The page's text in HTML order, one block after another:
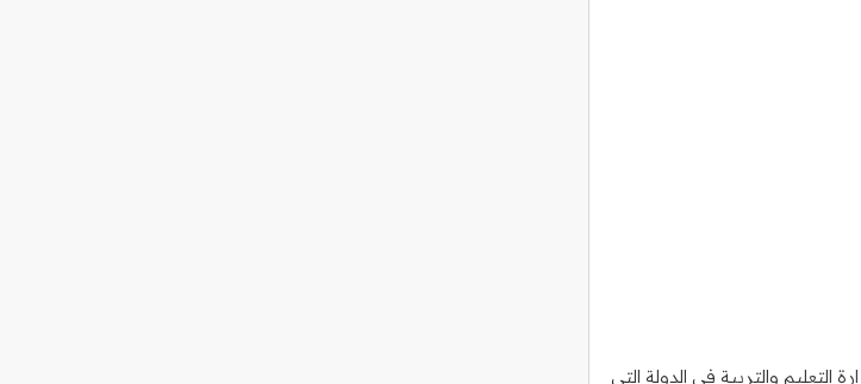
والتربية في الدولة التي